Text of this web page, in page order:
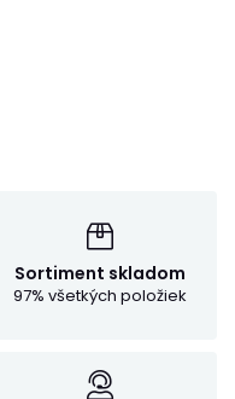
Sortiment skladom
97% všetkých položiek